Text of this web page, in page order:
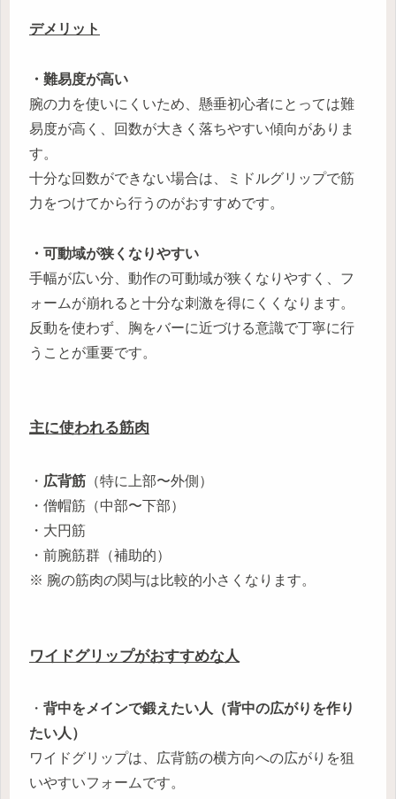
デメリット
・難易度が高い
腕の力を使いにくいため、懸垂初心者にとっては難
易度が高く、回数が大きく落ちやすい傾向がありま
す。
十分な回数ができない場合は、ミドルグリップで筋
力をつけてから行うのがおすすめです。
・可動域が狭くなりやすい
手幅が広い分、動作の可動域が狭くなりやすく、フ
ォームが崩れると十分な刺激を得にくくなります。
反動を使わず、胸をバーに近づける意識で丁寧に行
うことが重要です。
主に使われる筋肉
・ 広背筋 （特に上部〜外側）
・僧帽筋（中部〜下部）
・大円筋
・前腕筋群（補助的）
※ 腕の筋肉の関与は比較的小さくなります。
ワイドグリップがおすすめな人
・ 背中をメインで鍛えたい人（背中の広がりを作り
たい人）
ワイドグリップは、広背筋の横方向への広がりを狙
いやすいフォームです。